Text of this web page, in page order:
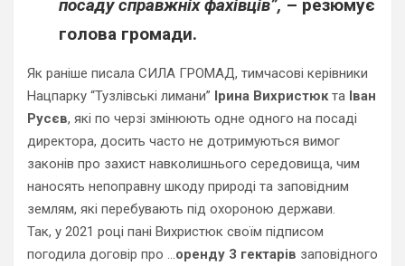
посаду справжніх фахівців”, – резюмує
голова громади.
Як раніше писала СИЛА ГРОМАД, тимчасові керівники
Нацпарку “Тузлівські лимани” Ірина Вихристюкта Іван
Русєв, які по черзі змінюють одне одного на посаді
директора, досить часто не дотримуються вимог
законів про захист навколишнього середовища, чим
наносять непоправну шкоду природі та заповідним
землям, які перебувають під охороною держави.
Так, у 2021 році пані Вихристюк своїм підписом
погодила договір про …оренду 3 гектарів заповідного